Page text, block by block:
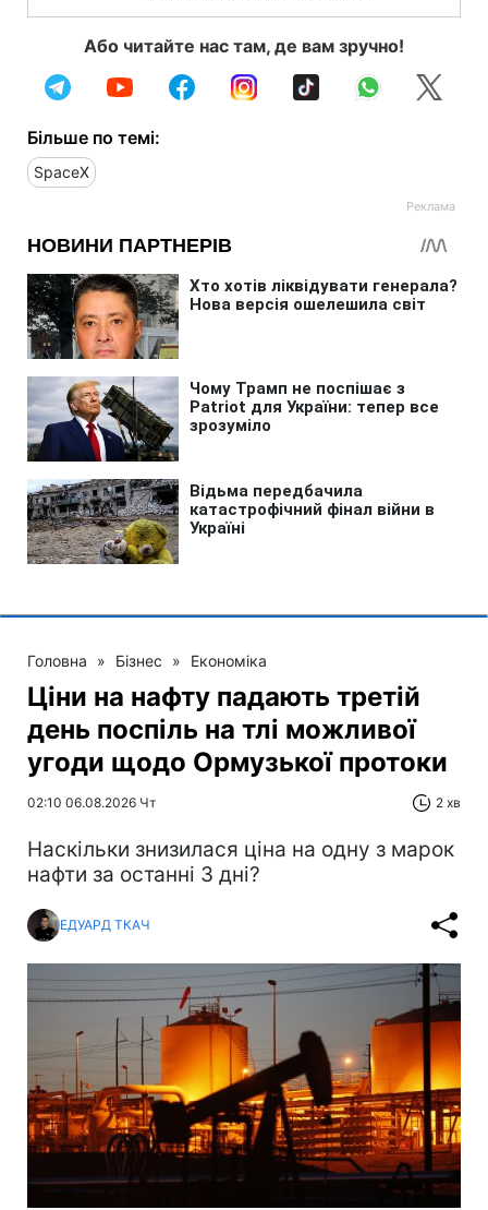
Або читайте нас там, де вам зручно!
Більше по темі:
SpaceX
Головна » Бізнес » Економіка
Ціни на нафту падають третій
день поспіль на тлі можливої
угоди щодо Ормузької протоки
02:10 06.08.2026 Чт 2 хв
Наскільки знизилася ціна на одну з марок
нафти за останні 3 дні?
ЕДУАРД ТКАЧ